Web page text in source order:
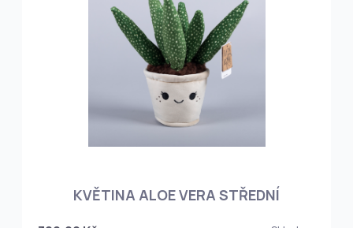
KVĚTINA ALOE VERA STŘEDNÍ